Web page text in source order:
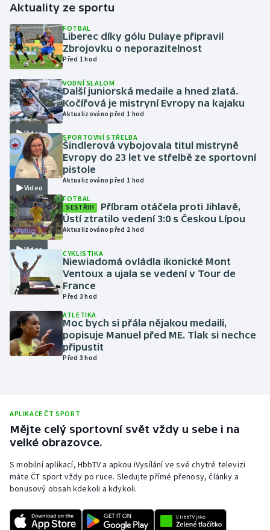
Golf
Gymnastika
Házená
Jezdectví
Judo
Krasobruslení
Lezení
Lyže a snowboard
Moderní pětiboj
Motorsport
Olympijské hry
Parasport
Ragby
Rychlobruslení
Rychlostní kanoistika
Short track
Aktuality ze sportu
FOTBAL
Liberec díky gólu Dulaye připravil
Zbrojovku o neporazitelnost
Před 1 hod
Video
VODNÍ SLALOM
Další juniorská medaile a hned zlatá.
Kočířová je mistryní Evropy na kajaku
Aktualizováno před 1 hod
Video
SPORTOVNÍ STŘELBA
Šindlerová vybojovala titul mistryně
Evropy do 23 let ve střelbě ze sportovní
pistole
Aktualizováno před 1 hod
Video
FOTBAL
SESTŘIH
Příbram otáčela proti Jihlavě,
Ústí ztratilo vedení 3:0 s Českou Lípou
Aktualizováno před 2 hod
CYKLISTIKA
Niewiadomá ovládla ikonické Mont
Ventoux a ujala se vedení v Tour de
France
Před 3 hod
ATLETIKA
Moc bych si přála nějakou medaili,
popisuje Manuel před ME. Tlak si nechce
připustit
Před 3 hod
APLIKACE ČT SPORT
Mějte celý sportovní svět vždy u sebe i na
velké obrazovce.
S mobilní aplikací, HbbTV a apkou iVysílání ve své chytré televizi
máte ČT sport vždy po ruce. Sledujte přímé přenosy, články a
bonusový obsah kdekoli a kdykoli.